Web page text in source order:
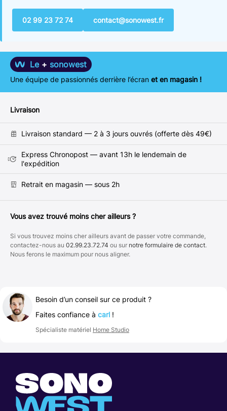
02 99 23 72 74 contact@sonowest.fr
Le + sonowest
Une équipe de passionnés derrière l’écran et en magasin !
Livraison
Livraison standard — 2 à 3 jours ouvrés (offerte dès 49€)
Express Chronopost — avant 13h le lendemain de
l'expédition
Retrait en magasin — sous 2h
Vous avez trouvé moins cher ailleurs ?
Si vous trouvez moins cher ailleurs avant de passer votre commande,
contactez-nous au 02.99.23.72.74 ou sur notre formulaire de contact.
Nous ferons le maximum pour nous aligner.
Besoin d’un conseil sur ce produit ?
Faites confiance à carl !
Spécialiste matériel Home Studio